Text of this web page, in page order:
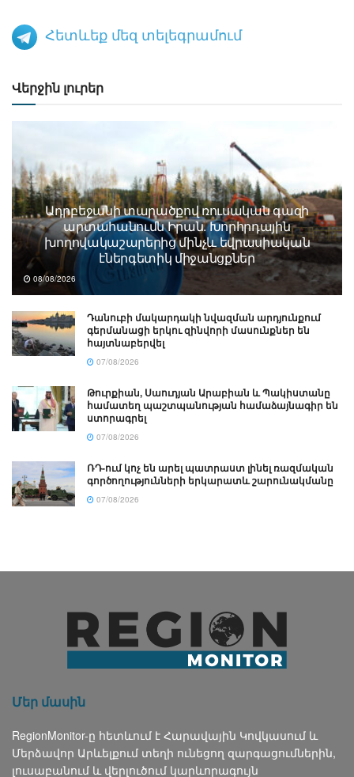
Հետևեք մեզ տելեգրամում
Վերջին լուրեր
Ադրբեջանի տարածքով ռուսական գազի
արտահանումն Իրան. Խորհրդային
խողովակաշարերից մինչև եվրասիական
էներգետիկ միջանցքներ
08/08/2026
Դանուբի մակարդակի նվազման արդյունքում
գերմանացի երկու զինվորի մասունքներ են
հայտնաբերվել
07/08/2026
Թուրքիան, Սաուդյան Արաբիան և Պակիստանը
համատեղ պաշտպանության համաձայնագիր են
ստորագրել
07/08/2026
ՌԴ-ում կոչ են արել պատրաստ լինել ռազմական
գործողությունների երկարատև շարունակմանը
07/08/2026
Մեր մասին
RegionMonitor-ը հետևում է Հարավային Կովկասում և
Մերձավոր Արևելքում տեղի ունեցող զարգացումներին,
լուսաբանում և վերլուծում կարևորագույն